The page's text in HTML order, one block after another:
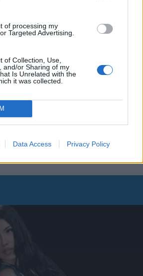
of processing my
Targeted Advertising.
of Collection, Use,
and/or Sharing of my
Is Unrelated with the
it was collected.
Data Access Privacy Policy